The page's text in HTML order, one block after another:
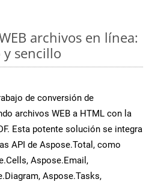
archivos en línea:
sencillo
de conversión de
archivos WEB a HTML con la
Esta potente solución se integra
API de Aspose.Total, como
Aspose.Email,
Aspose.Tasks,